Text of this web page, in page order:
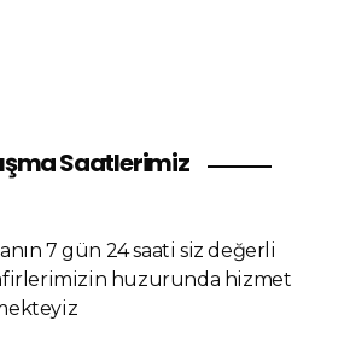
Saatlerimiz
7 gün 24 saati siz değerli
huzurunda hizmet